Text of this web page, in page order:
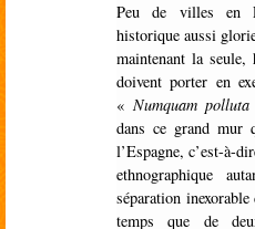
Peu de villes en France ont un passé
historique aussi
maintenant la
doivent porter en
« Numquam polluta
dans ce grand mur
l’Espagne, c’est-à-
ethnographique
séparation
temps que de